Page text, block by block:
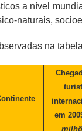
a nível
naturais,
na
em